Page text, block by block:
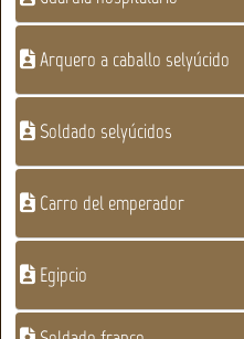
Arquero a caballo selyúcido
Soldado selyúcidos
Carro del emperador
Egipcio